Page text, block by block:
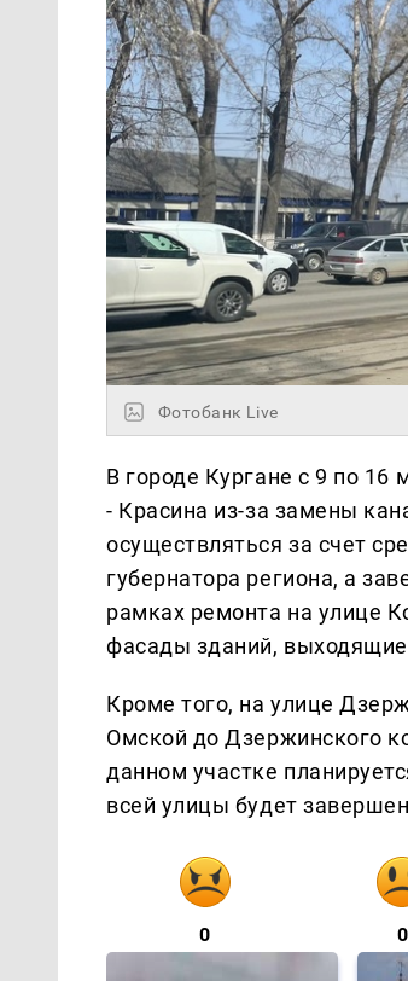
Фотобанк Live
В городе Кургане с 9 по 16
- Красина из-за замены
осуществляться за счет
губернатора региона, а
рамках ремонта на улице
фасады зданий, выходящие
Кроме того, на улице
Омской до Дзержинского
данном участке
всей улицы будет
0 0